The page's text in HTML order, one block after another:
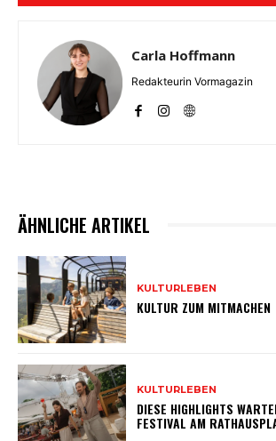
Carla Hoffmann
Redakteurin Vormagazin
ÄHNLICHE ARTIKEL
KULTURLEBEN
KULTUR ZUM MITMACHEN
KULTURLEBEN
DIESE HIGHLIGHTS
FESTIVAL AM